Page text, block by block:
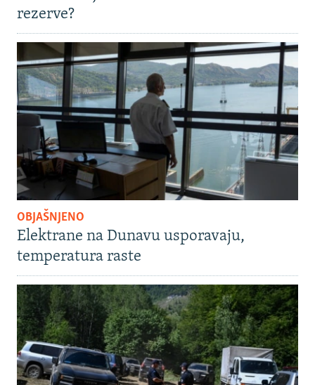
rezerve?
OBJAŠNJENO
Elektrane na Dunavu usporavaju,
temperatura raste